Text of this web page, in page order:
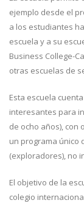
ejemplo desde el
a los estudiantes
escuela y a su
Business College-
otras escuelas de
Esta escuela
interesantes para
de ocho años), con
un programa único
(exploradores),
El objetivo de la
colegio